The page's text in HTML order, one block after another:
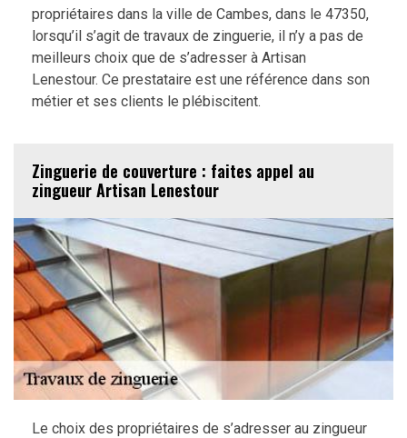
propriétaires dans la ville de Cambes, dans le 47350,
lorsqu’il s’agit de travaux de zinguerie, il n’y a pas de
meilleurs choix que de s’adresser à Artisan
Lenestour. Ce prestataire est une référence dans son
métier et ses clients le plébiscitent.
Zinguerie de couverture : faites appel au
zingueur Artisan Lenestour
Le choix des propriétaires de s’adresser au zingueur